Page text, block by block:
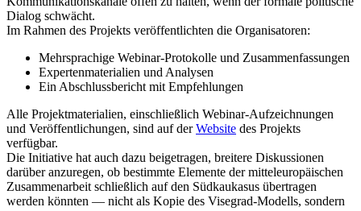
Dialog schwächt.
Im Rahmen des Projekts veröffentlichten die Organisatoren:
Mehrsprachige Webinar-Protokolle und Zusammenfassungen
Expertenmaterialien und Analysen
Ein Abschlussbericht mit Empfehlungen
Alle Projektmaterialien, einschließlich Webinar-Aufzeichnungen
und Veröffentlichungen, sind auf derWebsite des Projekts
verfügbar.
Die Initiative hat auch dazu beigetragen, breitere Diskussionen
darüber anzuregen, ob bestimmte Elemente der mitteleuropäischen
Zusammenarbeit schließlich auf den Südkaukasus übertragen
werden könnten — nicht als Kopie des Visegrad-Modells, sondern